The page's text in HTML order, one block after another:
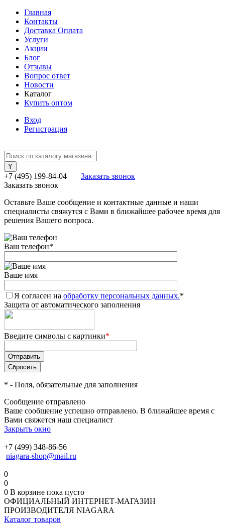
Главная
Контакты
Доставка Оплата
Услуги
Акции
Блог
Отзывы
Вопрос ответ
Новости
Каталог
Купить оптом
Вход
Регистрация
+7 (495) 199-84-04
Заказать звонок
Заказать звонок
Оставьте Ваше сообщение и контактные данные и наши
специалисты свяжутся с Вами в ближайшее рабочее время для
решения Вашего вопроса.
Ваш телефон*
Ваше имя
Я согласен на обработку персональных данных.*
Защита от автоматического заполнения
Введите символы с картинки*
* - Поля, обязательные для заполнения
Сообщение отправлено
Ваше сообщение успешно отправлено. В ближайшее время с
Вами свяжется наш специалист
Закрыть окно
+7 (499) 348-86-56
niagara-shop@mail.ru
0
0
0 В корзине пока пусто
ОФИЦИАЛЬНЫЙ ИНТЕРНЕТ-МАГАЗИН
ПРОИЗВОДИТЕЛЯ NIAGARA
Каталог товаров